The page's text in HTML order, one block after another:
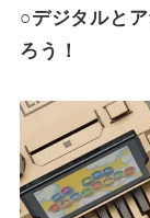
○デジタルと
ろう！